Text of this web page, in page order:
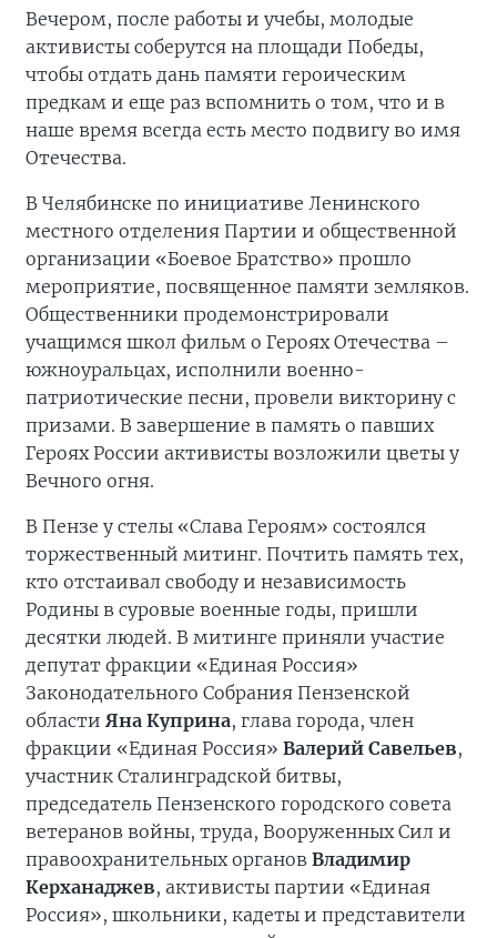
Вечером, после работы и учебы, молодые
активисты соберутся на площади Победы,
чтобы отдать дань памяти героическим
предкам и еще раз вспомнить о том, что и в
наше время всегда есть место подвигу во имя
Отечества.
В Челябинске по инициативе Ленинского
местного отделения Партии и общественной
организации «Боевое Братство» прошло
мероприятие, посвященное памяти земляков.
Общественники продемонстрировали
учащимся школ фильм о Героях Отечества –
южноуральцах, исполнили военно-
патриотические песни, провели викторину с
призами. В завершение в память о павших
Героях России активисты возложили цветы у
Вечного огня.
В Пензе у стелы «Слава Героям» состоялся
торжественный митинг. Почтить память тех,
кто отстаивал свободу и независимость
Родины в суровые военные годы, пришли
десятки людей. В митинге приняли участие
депутат фракции «Единая Россия»
Законодательного Собрания Пензенской
области Яна Куприна, глава города, член
фракции «Единая Россия» Валерий Савельев,
участник Сталинградской битвы,
председатель Пензенского городского совета
ветеранов войны, труда, Вооруженных Сил и
правоохранительных органов Владимир
Керханаджев, активисты партии «Единая
Россия», школьники, кадеты и представители